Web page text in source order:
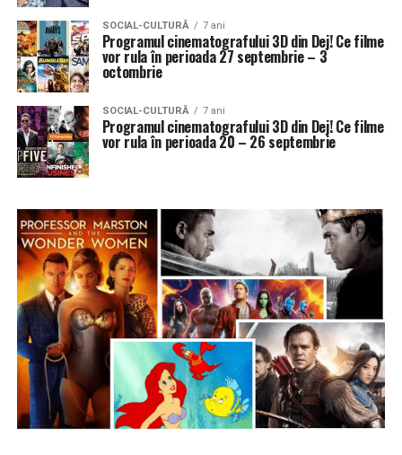
SOCIAL-CULTURĂ 7 ani
Programul cinematografului 3D din Dej! Ce filme
vor rula în perioada 27 septembrie – 3
octombrie
SOCIAL-CULTURĂ 7 ani
Programul cinematografului 3D din Dej! Ce filme
vor rula în perioada 20 – 26 septembrie